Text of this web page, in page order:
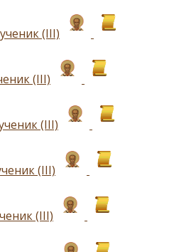
(III)
(III)
(III)
(III)
(III)